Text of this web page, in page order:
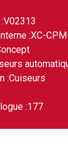
V02313
:XC-
:Cuiseurs
:177